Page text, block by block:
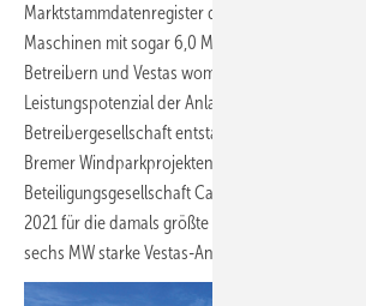
Marktstammdatenregister der
Maschinen mit sogar 6,0 MW Nennleistung auf.
Betreibern und Vestas womöglich die Chance
Leistungspotenzial der Anlagen noch weiter
Betreibergesellschaft entstand übrigens aus
Bremer Windparkprojektentwicklers Reon und
Beteiligungsgesellschaft Cap Certa bei Lübeck.
2021 für die damals größte Bestellung aus
sechs MW starke Vestas-Anlagenplattform